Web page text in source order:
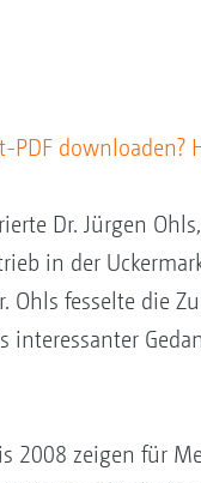
PDF downloaden?
Dr. Jürgen
in der
Ohls fesselte die
2008 zeigen für